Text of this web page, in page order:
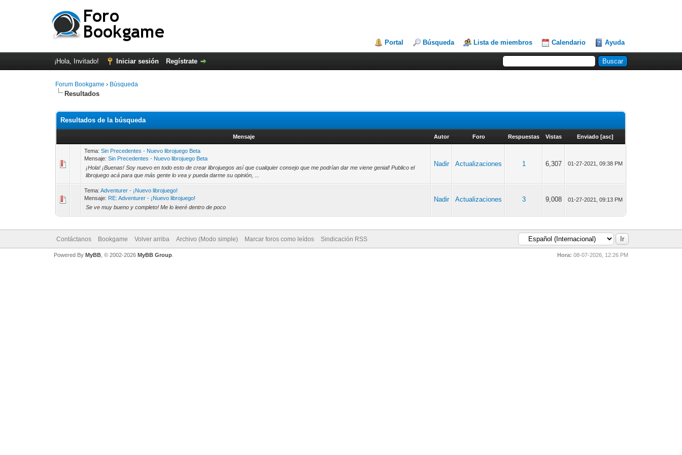
Portal Búsqueda Lista de miembros Calendario Ayuda
¡Hola, Invitado! Iniciar sesión Regístrate
Forum Bookgame › Búsqueda
Resultados
Resultados de la búsqueda
Mensaje Autor Foro Respuestas Vistas Enviado [asc]
Tema:Sin Precedentes - Nuevo librojuego Beta
Mensaje:Sin Precedentes - Nuevo librojuego Beta
¡Hola! ¡Buenas! Soy nuevo en todo esto de crear librojuegos así que cualquier consejo que me podrían dar me viene genial! Publico el
librojuego acá para que más gente lo vea y pueda darme su opinión, ...
Nadir Actualizaciones 1 6,307 01-27-2021, 09:38 PM
Tema:Adventurer - ¡Nuevo librojuego!
Mensaje: RE: Adventurer - ¡Nuevo librojuego!
Se ve muy bueno y completo! Me lo leeré dentro de poco
Nadir Actualizaciones 3 9,008 01-27-2021, 09:13 PM
Contáctanos Bookgame Volver arriba Archivo (Modo simple) Marcar foros como leídos Sindicación RSS
Hora: 08-07-2026, 12:26 PM
Powered By MyBB, © 2002-2026 MyBB Group.